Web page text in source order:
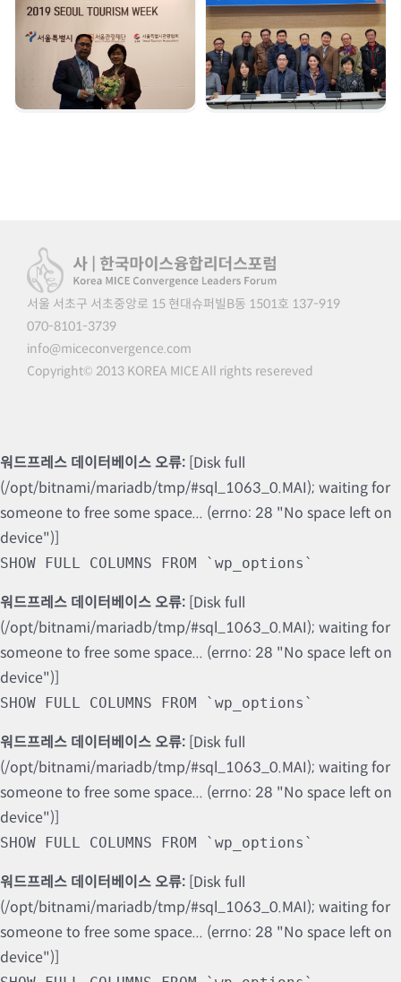
서울관광대상 수상 |
2019. 12. 04
광주문화관광포럼 |
2019. 11. 18
서울 서초구 서초중앙로 15 현대슈퍼빌B동 1501호 137-919
070-8101-3739
info@miceconvergence.com
Copyright© 2013 KOREA MICE All rights resereved
워드프레스 데이터베이스 오류: [Disk full
(/opt/bitnami/mariadb/tmp/#sql_1063_0.MAI); waiting for
someone to free some space... (errno: 28 "No space left on
device")]
SHOW FULL COLUMNS FROM `wp_options`
워드프레스 데이터베이스 오류: [Disk full
(/opt/bitnami/mariadb/tmp/#sql_1063_0.MAI); waiting for
someone to free some space... (errno: 28 "No space left on
device")]
SHOW FULL COLUMNS FROM `wp_options`
워드프레스 데이터베이스 오류: [Disk full
(/opt/bitnami/mariadb/tmp/#sql_1063_0.MAI); waiting for
someone to free some space... (errno: 28 "No space left on
device")]
SHOW FULL COLUMNS FROM `wp_options`
워드프레스 데이터베이스 오류: [Disk full
(/opt/bitnami/mariadb/tmp/#sql_1063_0.MAI); waiting for
someone to free some space... (errno: 28 "No space left on
device")]